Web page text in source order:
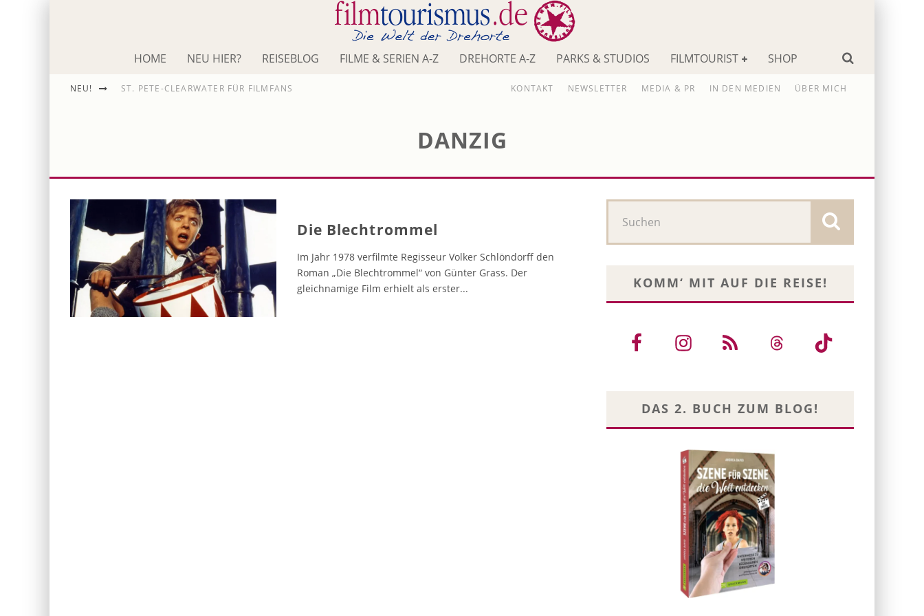
HOME NEU HIER? REISEBLOG FILME & SERIEN A-Z DREHORTE A-Z PARKS & STUDIOS FILMTOURIST SHOP
NEU! ST. PETE-CLEARWATER FÜR FILMFANS KONTAKT NEWSLETTER MEDIA & PR IN DEN MEDIEN ÜBER MICH
DANZIG
Die Blechtrommel
Im Jahr 1978 verfilmte Regisseur Volker Schlöndorff den
Roman „Die Blechtrommel“ von Günter Grass. Der
gleichnamige Film erhielt als erster... KOMM‘ MIT AUF DIE REISE!
DAS 2. BUCH ZUM BLOG!